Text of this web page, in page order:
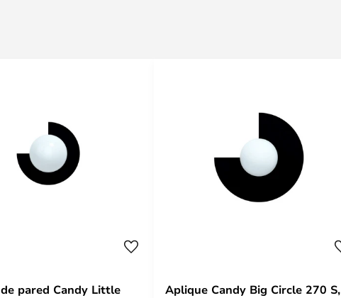
pared Candy Little
Aplique Candy Big Circle 270 S,